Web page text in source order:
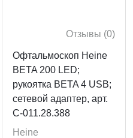
Отзывы (0)
Офтальмоскоп Heine
BETA 200 LED;
рукоятка BETA 4 USB;
сетевой адаптер, арт.
C-011.28.388
Heine